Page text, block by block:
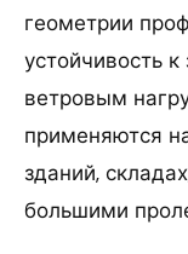
геометрии
устойчивость
ветровым
применяются
зданий,
большими